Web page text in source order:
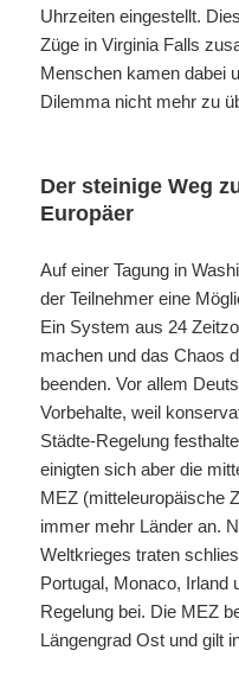
Uhrzeiten eingestellt.
Züge in Virginia Falls
Menschen kamen dabei
Dilemma nicht mehr zu
Der steinige Weg
Europäer
Auf einer Tagung in
der Teilnehmer eine
Ein System aus 24
machen und das Chaos
beenden. Vor allem
Vorbehalte, weil
Städte-Regelung
einigten sich aber die
MEZ (mitteleuropäische
immer mehr Länder an.
Weltkrieges traten
Portugal, Monaco, Irland
Regelung bei. Die MEZ
Längengrad Ost und gilt